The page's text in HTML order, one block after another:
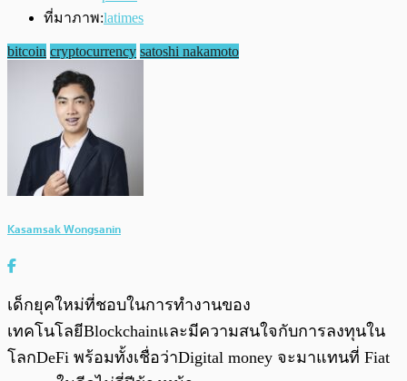
ที่มาภาพ:latimes
bitcoin cryptocurrency satoshi nakamoto
Kasamsak Wongsanin
เด็กยุคใหม่ที่ชอบในการทำงานของ
เทคโนโลยีBlockchainและมีความสนใจกับการลงทุนใน
โลกDeFi พร้อมทั้งเชื่อว่าDigital money จะมาแทนที่ Fiat